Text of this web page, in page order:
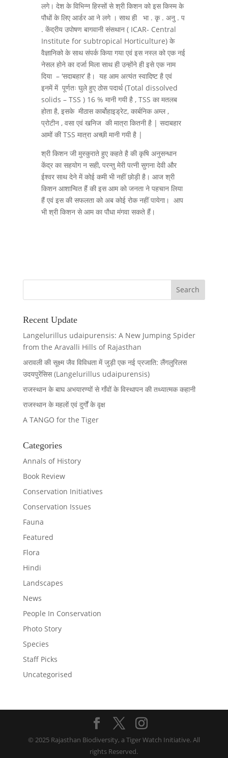
लगे। देश के विभिन्न हिस्सों से श्री किशन को इस किस्म के
पौधों के लिए आर्डर आ ने लगे । साथ ही भा . कृ . अनु . प
. केंद्रीय उपोषण बागवानी संसथान ( ICAR- Central
Institute for subtropical Horticulture) के
वैज्ञानिको के साथ संपर्क किया गया एवं इस नस्ल को एक नई
नेसल होने का दर्जा मिला साथ ही उन्होंने ही इसे एक नाम
दिया – ‘सदाबहार’ है। यह आम अत्यंत स्वादिष्ट है एवं
इनमें में पूर्णतः घुले हुए ठोस पदार्थ (Total dissolved
solids – TSS ) 16 % मानी गयी है , TSS का मतलब
होता है, इसके मीठास कार्बोहाइड्रेट, कार्बनिक अम्ल ,
प्रोटीन , वसा एवं खनिज की मात्रा कितनी है | सदाबहार
आमों की TSS मात्रा अच्छी मानी गयी है |
श्री किशन जी मुस्कुराते हुए कहते है की कृषि अनुसन्धान
केंद्र का सहयोग न सही, परन्तु मेरी पत्नी सुगना देवी और
ईश्वर साथ देने में कोई कमी भी नहीं छोड़ी है। आज श्री
किशन आशान्वित हैं की इस आम को जनता ने पहचान लिया
हैं एवं इस की सफलता को अब कोई रोक नहीं पायेगा। आप
भी श्री किशन से आम का पौधा मंगवा सकते हैं।
Recent Update
Langelurillus udaipurensis: A New Jumping Spider
from the Aravalli Hills of Rajasthan
अरावली की सूक्ष्म जैव विविधता में जुड़ी एक नई प्रजाति: लैंगलुरिलस
उदयपुरेंसिस (Langelurillus udaipurensis)
राजस्थान के बाघ अभयारण्यों से गाँवों के विस्थापन की तथ्यात्मक कहानी
राजस्थान के महलों एवं दुर्गों के वृक्ष
A TANGO for the Tiger
Categories
Annals of History
Book Review
Conservation Initiatives
Conservation Issues
Fauna
Featured
Flora
Hindi
Landscapes
News
People In Conservation
Photo Story
Species
Staff Picks
Uncategorised
© 2025 Rajasthan Biodiversity, a Tiger Watch Initiative. All
rights Reserved.